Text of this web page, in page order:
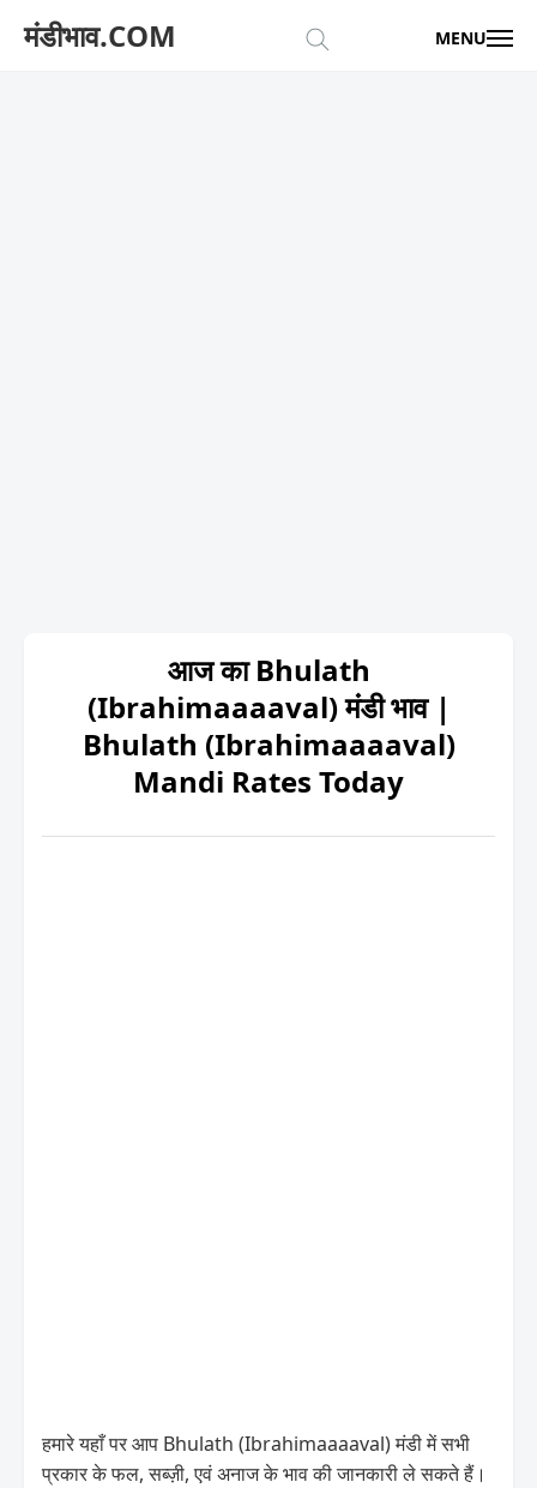
मंडीभाव.COM MENU
आज का Bhulath
(Ibrahimaaaaval) मंडी भाव |
Bhulath (Ibrahimaaaaval)
Mandi Rates Today
हमारे यहाँ पर आप Bhulath (Ibrahimaaaaval) मंडी में सभी
प्रकार के फल, सब्ज़ी, एवं अनाज के भाव की जानकारी ले सकते हैं।